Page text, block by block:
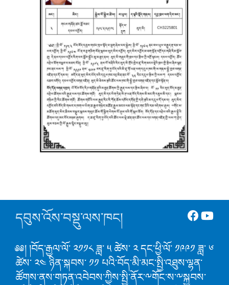
དབུས་འོས་བསྡུ་ལས་ཁང།
༅༅། །བོད་རྒྱལ་ལོ་ ༢༡༡༨ ཟླ་ ༥ ཚེས་ ༢ དང་ཕྱི་ལོ་ ༡༩༩༡ ཟླ་ ༦
ཚེས་ ༢༤ ཉིན་སྐབས་ ༡༡ པའི་བོད་མི་མང་སྤྱི་འཐུས་ལྷན་
ཚོགས་ནས་གཏན་འབེབས་ཀྱིས་སྤྱི་ནོར་༸གོང་ས་༸སྐྱབས་